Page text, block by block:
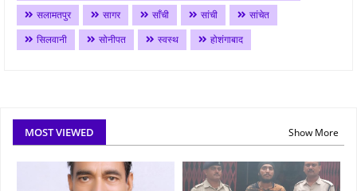
सलामतपुर
सागर साँची सांची
सांचेत
सिलवानी
सोनीपत स्वस्थ होशंगाबाद
MOST VIEWED Show More